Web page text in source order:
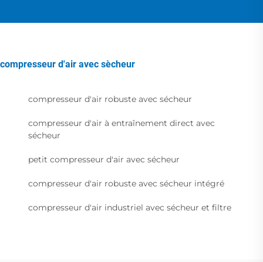
compresseur d'air avec sècheur
compresseur d'air robuste avec sécheur
compresseur d'air à entraînement direct avec
sécheur
petit compresseur d'air avec sécheur
compresseur d'air robuste avec sécheur intégré
compresseur d'air industriel avec sécheur et filtre